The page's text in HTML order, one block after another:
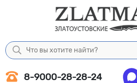
8-9000-28-28-24